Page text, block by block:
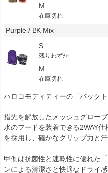
M
在庫切れ
Purple / BK Mix
S
残りわずか
M
在庫切れ
ハロコモディティーの「バックト
指先を解放したメッシュグロー
水のフードを装着できる2WAY仕
を採用し、確かなグリップ力と
甲側は抗菌性と速乾性に優れた
ンによる清潔さと快適なドライ